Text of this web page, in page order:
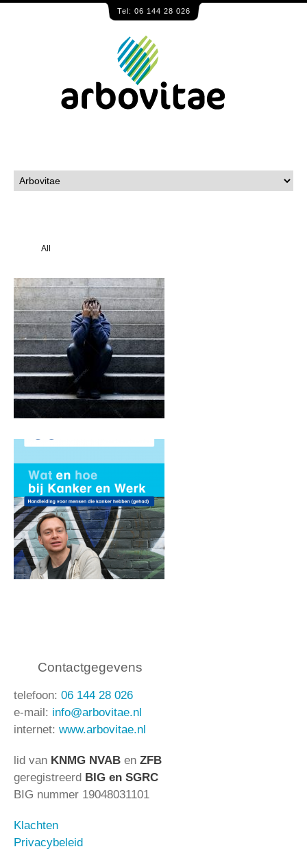
Tel: 06 144 28 026
All
klachten, werknemer
Psychische klachten en
kanker, werknemer
Handleiding kanker
voor werknemer
Contactgegevens
telefoon: 06 144 28 026
e-mail: info@arbovitae.nl
internet: www.arbovitae.nl
lid van KNMG NVAB en ZFB
geregistreerd BIG en SGRC
BIG nummer 19048031101
Klachten
Privacybeleid